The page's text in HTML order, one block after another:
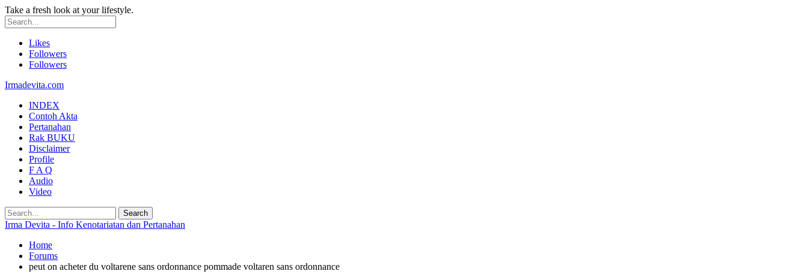
Take a fresh look at your lifestyle.
Likes
Followers
Followers
Irmadevita.com
INDEX
Contoh Akta
Pertanahan
Rak BUKU
Disclaimer
Profile
F A Q
Audio
Video
Irma Devita - Info Kenotariatan dan Pertanahan
Home
Forums
peut on acheter du voltarene sans ordonnance pommade voltaren sans ordonnance